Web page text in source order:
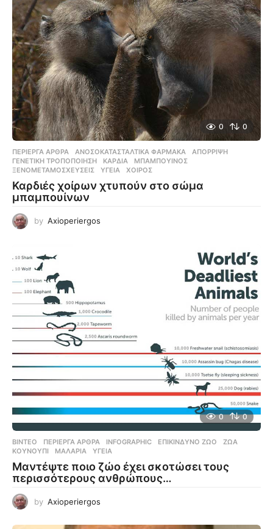
0 0
ΠΕΡΊΕΡΓΑ ΆΡΘΡΑ ΑΝΟΣΟΚΑΤΑΣΤΑΛΤΙΚΆ ΦΆΡΜΑΚΑ ,ΑΠΌΡΡΙΨΗ
ΓΕΝΕΤΙΚΉ ΤΡΟΠΟΠΟΊΗΣΗ
,ΚΑΡΔΙΆ ,ΜΠΑΜΠΟΥΊΝΟΣ
ΞΕΝΟΜΕΤΑΜΟΣΧΕΎΣΕΙΣ
,ΥΓΕΊΑ ,ΧΟΊΡΟΣ
Καρδιές χοίρων χτυπούν στο σώμα
μπαμπουίνων
by Axioperiergos
0 0
ΒΊΝΤΕΟ ,ΠΕΡΊΕΡΓΑ ΆΡΘΡΑ INFOGRAPHIC ,ΕΠΙΚΊΝΔΥΝΟ ΖΏΟ ,ΖΏΑ
ΚΟΥΝΟΎΠΙ
,ΜΑΛΆΡΙΑ ,ΥΓΕΊΑ
Μαντέψτε ποιο ζώο έχει σκοτώσει τους
περισσότερους ανθρώπους…
by Axioperiergos